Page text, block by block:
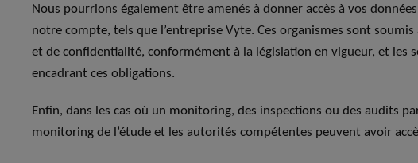
Nous pourrions également être amenés à donner accès à vos
notre compte, tels que l’entreprise Vyte. Ces organismes sont
et de confidentialité, conformément à la législation en vigueur, et les
encadrant ces obligations.
Enfin, dans les cas où un monitoring, des inspections ou des audits
monitoring de l’étude et les autorités compétentes peuvent avoir